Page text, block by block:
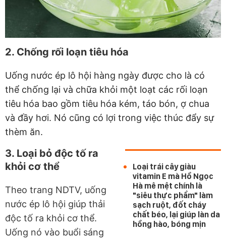
2. Chống rối loạn tiêu hóa
Uống nước ép lô hội hàng ngày được cho là có
thể chống lại và chữa khỏi một loạt các rối loạn
tiêu hóa bao gồm tiêu hóa kém, táo bón, ợ chua
và đầy hơi. Nó cũng có lợi trong việc thúc đẩy sự
thèm ăn.
Loại trái cây giàu
vitamin E mà Hồ Ngọc
Hà mê mệt chính là
"siêu thực phẩm" làm
sạch ruột, đốt cháy
chất béo, lại giúp làn da
hồng hào, bóng mịn
3. Loại bỏ độc tố ra
khỏi cơ thể
Theo trang NDTV, uống
nước ép lô hội giúp thải
độc tố ra khỏi cơ thể.
Uống nó vào buổi sáng